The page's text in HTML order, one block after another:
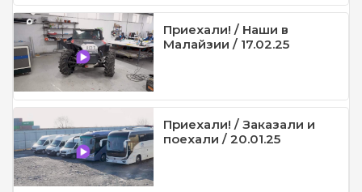
Приехали! / Наши в
Малайзии / 17.02.25
Приехали! / Заказали и
поехали / 20.01.25